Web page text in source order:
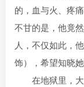
的，血与火、疼
不甘的是，他竟
人，不仅如此，
饰），希望知晓她
在地狱里，大